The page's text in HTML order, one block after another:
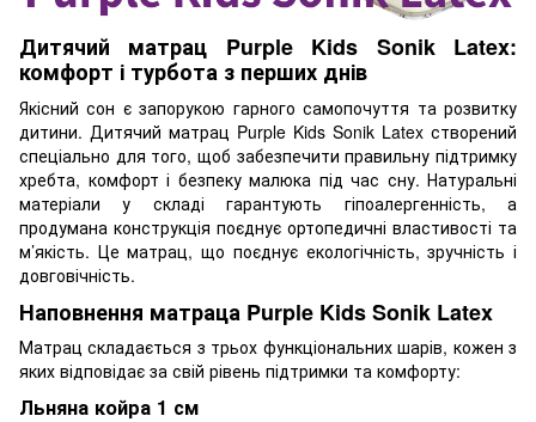
Дитячий матрац Purple Kids Sonik Latex:
комфорт і турбота з перших днів
Якісний сон є запорукою гарного самопочуття та розвитку
дитини. Дитячий матрац Purple Kids Sonik Latex створений
спеціально для того, щоб забезпечити правильну підтримку
хребта, комфорт і безпеку малюка під час сну. Натуральні
матеріали у складі гарантують гіпоалергенність, а
продумана конструкція поєднує ортопедичні властивості та
м’якість. Це матрац, що поєднує екологічність, зручність і
довговічність.
Наповнення матраца Purple Kids Sonik Latex
Матрац складається з трьох функціональних шарів, кожен з
яких відповідає за свій рівень підтримки та комфорту:
Льняна койра 1 см